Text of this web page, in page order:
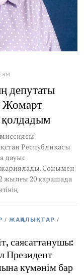
депутаты
Жомарт
қолдадым
Республикасы
дауыс
Сонымен
жылғы 20 қарашада
/ ЖАҢАЛЫҚТАР /
саясаттанушы:
Президент
күмәнім бар